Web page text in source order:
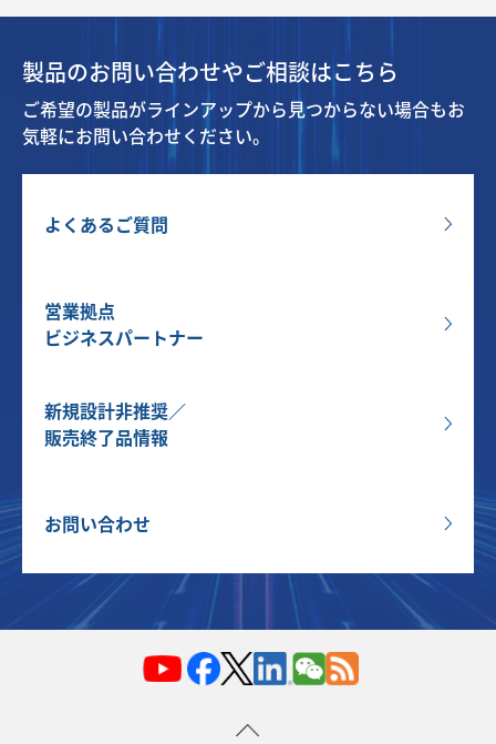
製品のお問い合わせやご相談はこちら
ご希望の製品がラインアップから見つからない場合もお
気軽にお問い合わせください。
よくあるご質問
営業拠点
ビジネスパートナー
新規設計非推奨／
販売終了品情報
お問い合わせ